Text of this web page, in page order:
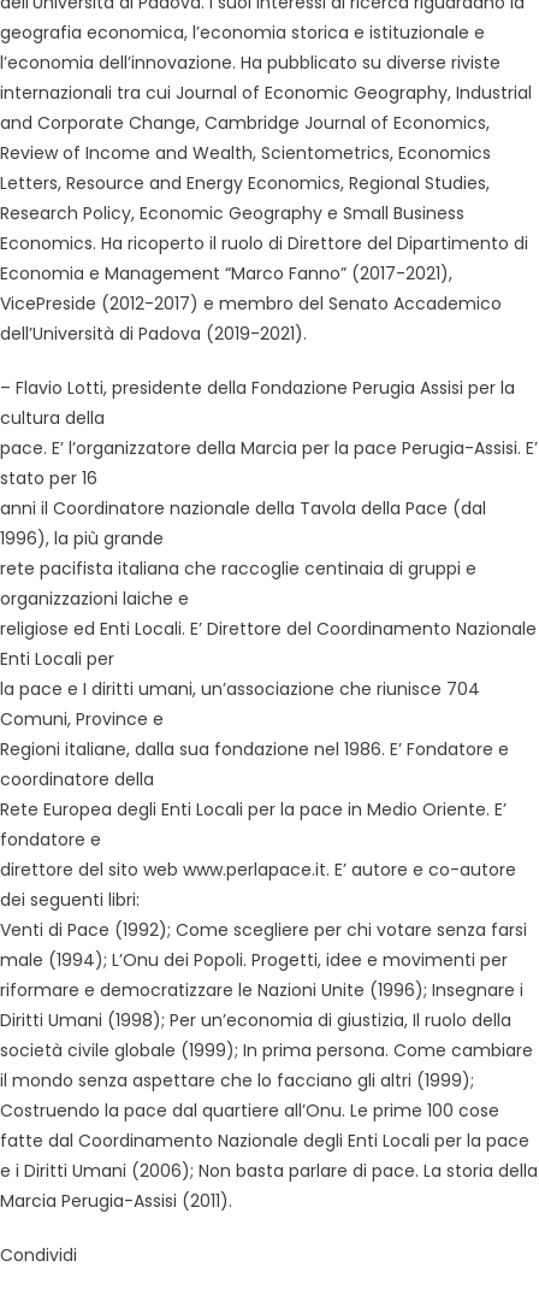
geografia economica, l’economia storica e istituzionale e
l’economia dell’innovazione. Ha pubblicato su diverse riviste
internazionali tra cui Journal of Economic Geography, Industrial
and Corporate Change, Cambridge Journal of Economics,
Review of Income and Wealth, Scientometrics, Economics
Letters, Resource and Energy Economics, Regional Studies,
Research Policy, Economic Geography e Small Business
Economics. Ha ricoperto il ruolo di Direttore del Dipartimento di
Economia e Management “Marco Fanno” (2017-2021),
VicePreside (2012-2017) e membro del Senato Accademico
dell’Università di Padova (2019-2021).
– Flavio Lotti, presidente della Fondazione Perugia Assisi per la
cultura della
pace. E’ l’organizzatore della Marcia per la pace Perugia-Assisi. E’
stato per 16
anni il Coordinatore nazionale della Tavola della Pace (dal
1996), la più grande
rete pacifista italiana che raccoglie centinaia di gruppi e
organizzazioni laiche e
religiose ed Enti Locali. E’ Direttore del Coordinamento Nazionale
Enti Locali per
la pace e I diritti umani, un’associazione che riunisce 704
Comuni, Province e
Regioni italiane, dalla sua fondazione nel 1986. E’ Fondatore e
coordinatore della
Rete Europea degli Enti Locali per la pace in Medio Oriente. E’
fondatore e
direttore del sito web www.perlapace.it. E’ autore e co-autore
dei seguenti libri:
Venti di Pace (1992); Come scegliere per chi votare senza farsi
male (1994); L’Onu dei Popoli. Progetti, idee e movimenti per
riformare e democratizzare le Nazioni Unite (1996); Insegnare i
Diritti Umani (1998); Per un’economia di giustizia, Il ruolo della
società civile globale (1999); In prima persona. Come cambiare
il mondo senza aspettare che lo facciano gli altri (1999);
Costruendo la pace dal quartiere all’Onu. Le prime 100 cose
fatte dal Coordinamento Nazionale degli Enti Locali per la pace
e i Diritti Umani (2006); Non basta parlare di pace. La storia della
Marcia Perugia-Assisi (2011).
Condividi